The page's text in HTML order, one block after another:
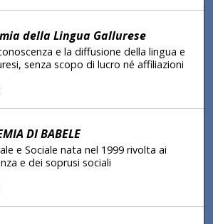
della Lingua Gallurese
e la diffusione della lingua e
senza scopo di lucro né affiliazioni
DI BABELE
e Sociale nata nel 1999 rivolta ai
e dei soprusi sociali